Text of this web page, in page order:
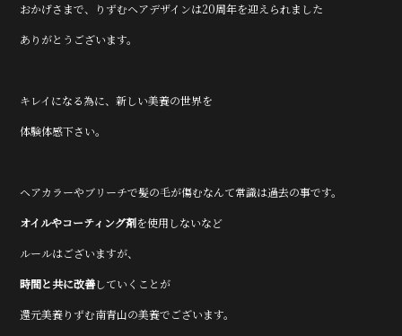
おかげさまで、りずむヘアデザインは20周年を迎えられました
ありがとうございます。
キレイになる為に、新しい美養の世界を
体験体感下さい。
ヘアカラーやブリーチで髪の毛が傷むなんて常識は過去の事です。
オイルやコーティング剤を使用しないなど
ルールはございますが、
時間と共に改善していくことが
還元美養りずむ南青山の美養でございます。